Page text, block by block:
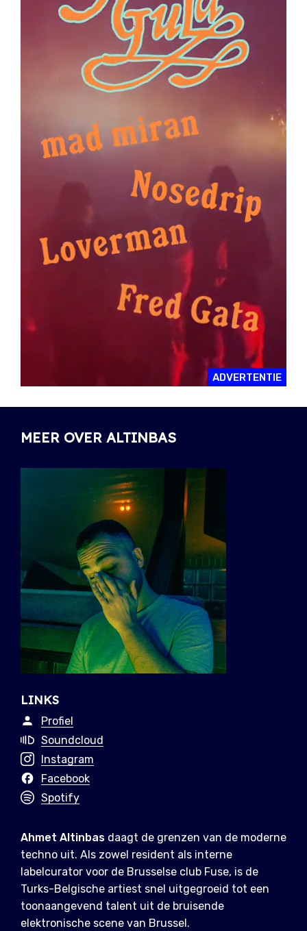
ADVERTENTIE
MEER OVER ALTINBAS
LINKS
Profiel
Soundcloud
Instagram
Facebook
Spotify
Ahmet Altinbas daagt de grenzen van de moderne
techno uit. Als zowel resident als interne
labelcurator voor de Brusselse club Fuse, is de
Turks-Belgische artiest snel uitgegroeid tot een
toonaangevend talent uit de bruisende
elektronische scene van Brussel.